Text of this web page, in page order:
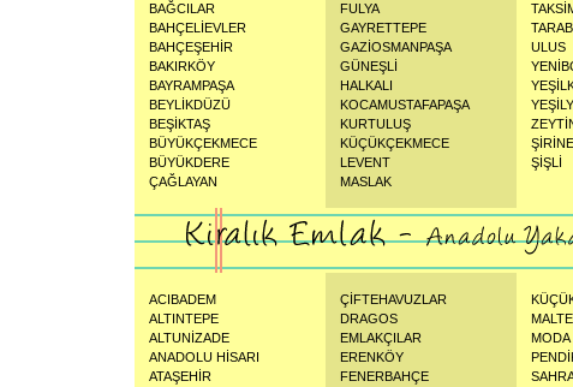
BAĞCILAR
BAHÇELİEVLER
BAHÇEŞEHİR
BAKIRKÖY
BAYRAMPAŞA
BEYLİKDÜZÜ
BEŞİKTAŞ
BÜYÜKÇEKMECE
BÜYÜKDERE
ÇAĞLAYAN
FULYA
GAYRETTEPE
GAZİOSMANPAŞA
GÜNEŞLİ
HALKALI
KOCAMUSTAFAPAŞA
KURTULUŞ
KÜÇÜKÇEKMECE
LEVENT
MASLAK
ULUS
ŞİŞLİ
ACIBADEM
ALTINTEPE
ALTUNİZADE
ANADOLU HİSARI
ATAŞEHİR
ÇİFTEHAVUZLAR
DRAGOS
EMLAKÇILAR
ERENKÖY
FENERBAHÇE
MODA